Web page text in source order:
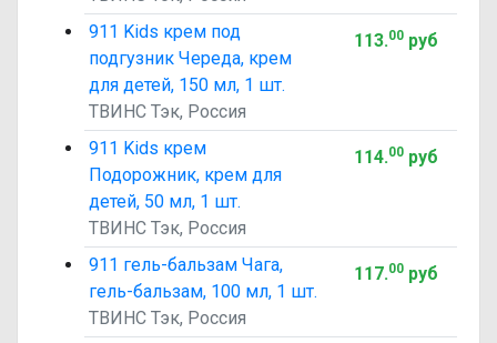
911 Kids крем под
подгузник Череда, крем
для детей, 150 мл, 1 шт.
ТВИНС Тэк, Россия
113.00руб
911 Kids крем
Подорожник, крем для
детей, 50 мл, 1 шт.
ТВИНС Тэк, Россия
114.00руб
911 гель-бальзам Чага,
гель-бальзам, 100 мл, 1 шт.
ТВИНС Тэк, Россия
117.00руб